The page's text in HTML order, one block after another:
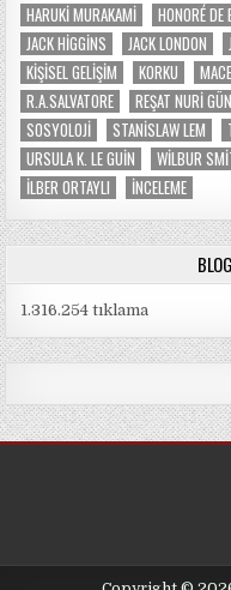
HARUKI MURAKAMI
HONORÉ DE
JACK HIGGINS
JACK LONDON
KIŞISEL GELIŞIM
KORKU
R.A.SALVATORE
REŞAT NURI
SOSYOLOJI
STANISLAW LEM
URSULA K. LE GUIN
WILBUR
İLBER ORTAYLI
İNCELEME
1.316.254 tıklama